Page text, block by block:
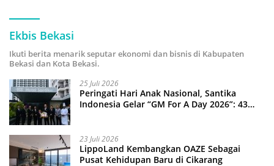
Ekbis Bekasi
Ikuti berita menarik seputar ekonomi dan bisnis di Kabupaten
Bekasi dan Kota Bekasi.
25 Juli 2026
Peringati Hari Anak Nasional, Santika
Indonesia Gelar “GM For A Day 2026”: 43
23 Juli 2026
LippoLand Kembangkan OAZE Sebagai
Pusat Kehidupan Baru di Cikarang